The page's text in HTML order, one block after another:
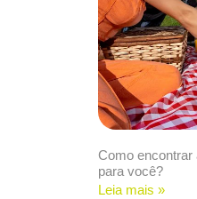
Como encontrar
para você?
Leia mais »